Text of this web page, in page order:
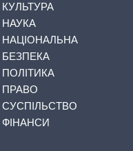
КУЛЬТУРА
НАУКА
НАЦІОНАЛЬНА
БЕЗПЕКА
ПОЛІТИКА
ПРАВО
СУСПІЛЬСТВО
ФІНАНСИ